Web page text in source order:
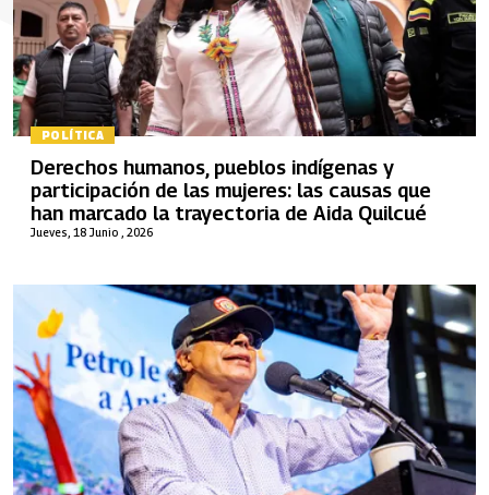
POLÍTICA
Jueves, 18 Junio , 2026
Derechos humanos, pueblos indígenas y
participación de las mujeres: las causas que
han marcado la trayectoria de Aida Quilcué